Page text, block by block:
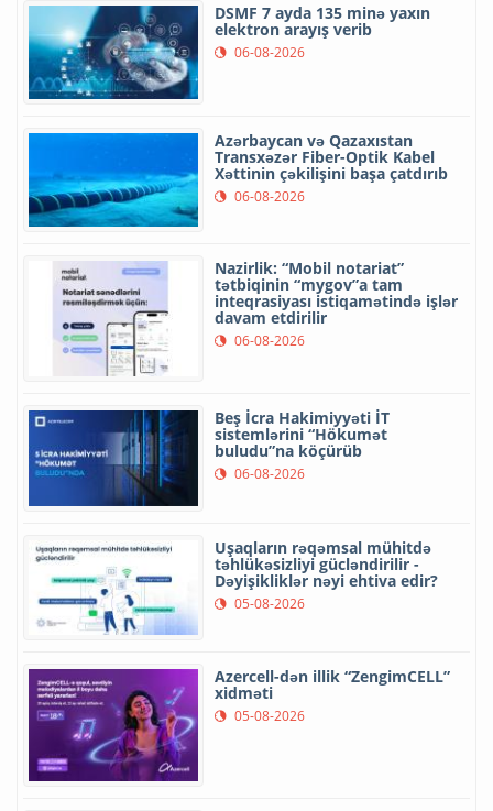
DSMF 7 ayda 135 minə yaxın
elektron arayış verib
06-08-2026
Azərbaycan və Qazaxıstan
Transxəzər Fiber-Optik Kabel
Xəttinin çəkilişini başa çatdırıb
06-08-2026
Nazirlik: “Mobil notariat”
tətbiqinin “mygov”a tam
inteqrasiyası istiqamətində işlər
davam etdirilir
06-08-2026
Beş İcra Hakimiyyəti İT
sistemlərini “Hökumət
buludu”na köçürüb
06-08-2026
Uşaqların rəqəmsal mühitdə
təhlükəsizliyi gücləndirilir -
Dəyişikliklər nəyi ehtiva edir?
05-08-2026
Azercell-dən illik “ZengimCELL”
xidməti
05-08-2026